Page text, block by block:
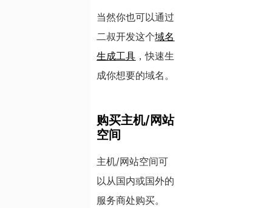
当然你也可以通过
二叔开发这个域名
生成工具 ，快速生
成你想要的域名。
购买主机/网站
空间
主机/网站空间可
以从国内或国外的
服务商处购买。